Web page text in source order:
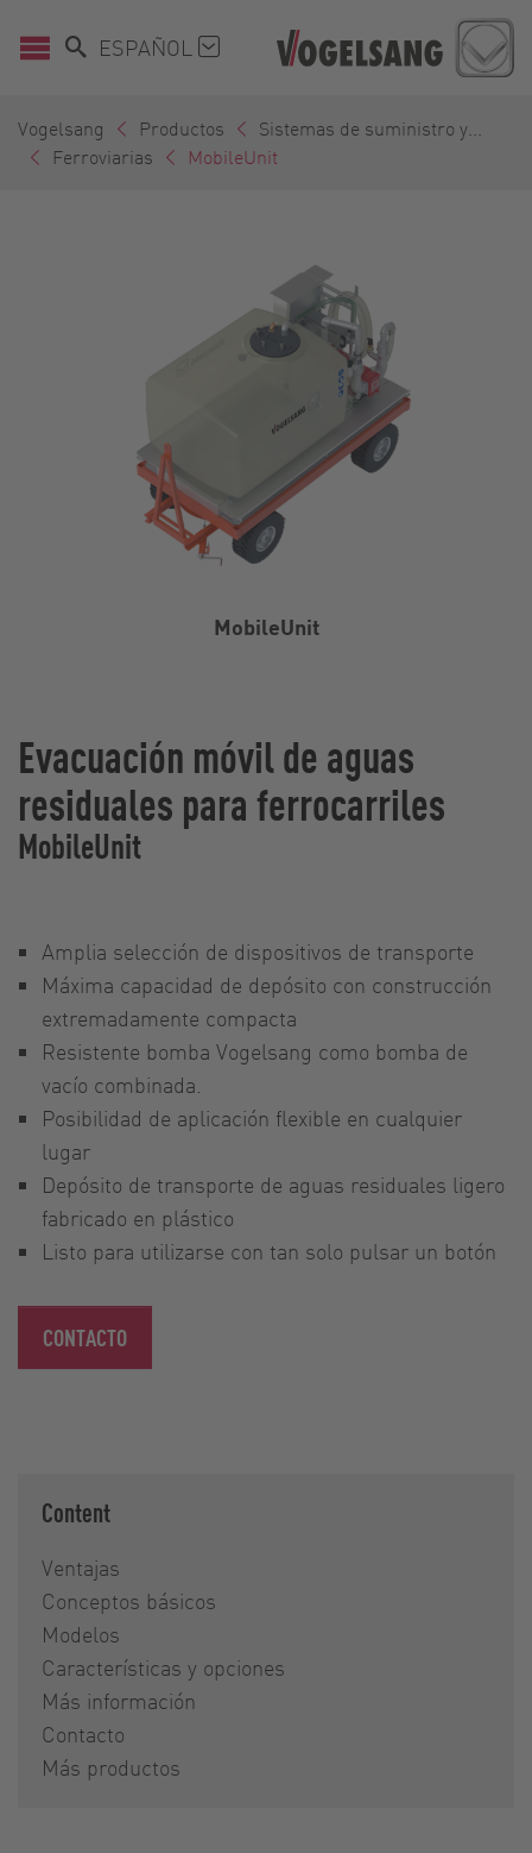
ESPAÑOL
Vogelsang Productos
Sistemas de suministro y...
Ferroviarias
MobileUnit
MobileUnit
Evacuación móvil de aguas
residuales para ferrocarriles
MobileUnit
Amplia selección de dispositivos de transporte
Máxima capacidad de depósito con construcción
extremadamente compacta
Resistente bomba Vogelsang como bomba de
vacío combinada.
Posibilidad de aplicación flexible en cualquier
lugar
Depósito de transporte de aguas residuales ligero
fabricado en plástico
Listo para utilizarse con tan solo pulsar un botón
CONTACTO
Content
Ventajas
Conceptos básicos
Modelos
Características y opciones
Más información
Contacto
Más productos